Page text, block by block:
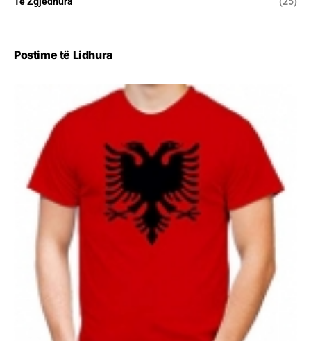
Postime të Lidhura